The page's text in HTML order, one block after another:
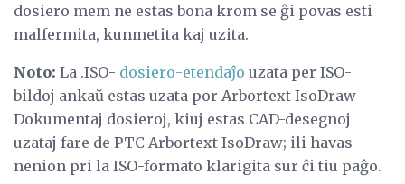
dosiero mem ne estas bona krom se ĝi povas esti
malfermita, kunmetita kaj uzita.
Noto: La .ISO- dosiero-etendaĵo uzata per ISO-
bildoj ankaŭ estas uzata por Arbortext IsoDraw
Dokumentaj dosieroj, kiuj estas CAD-desegnoj
uzataj fare de PTC Arbortext IsoDraw; ili havas
nenion pri la ISO-formato klarigita sur ĉi tiu paĝo.